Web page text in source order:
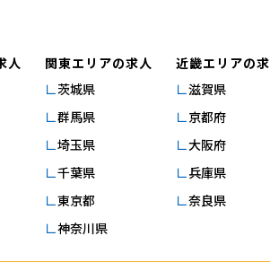
人
関東エリアの求人
茨城県
群馬県
埼玉県
千葉県
東京都
神奈川県
近畿エリアの
滋賀県
京都府
大阪府
兵庫県
奈良県